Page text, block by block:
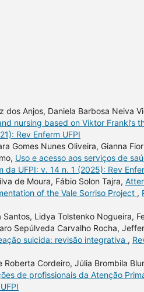
dos Anjos, Daniela Barbosa Neiva
nursing based on Viktor Frankl’s
Rev Enferm UFPI
Gomes Nunes Oliveira, Gianna
Uso e acesso aos serviços de
da UFPI: v. 14 n. 1 (2025): Rev
de Moura, Fábio Solon Tajra,
of the Vale Sorriso Project ,
Lidya Tolstenko Nogueira,
Sepúlveda Carvalho Rocha,
suicida: revisão integrativa ,
Cordeiro, Júlia Brombila
de profissionais da Atenção